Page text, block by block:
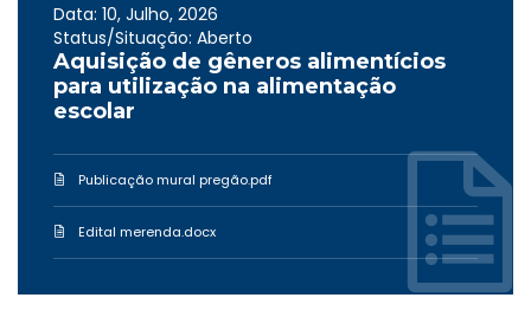
Data: 10, Julho, 2026
Status/Situação: Aberto
Aquisição de gêneros alimentícios
para utilização na alimentação
escolar
Publicação mural pregão.pdf
Edital merenda.docx